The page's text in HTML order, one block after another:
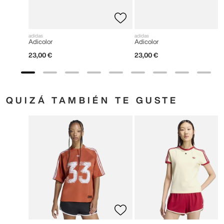
adidas
Adicolor
23,00 €
adidas
Adicolor
23,00 €
QUIZÁ TAMBIÉN TE GUSTE